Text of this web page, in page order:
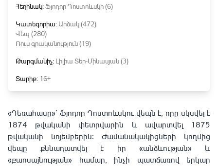
Հեղինակ:Ֆյոդոր Դոստոևսկի (6)
Կատեգորիա: Արձակ (472)
Վեպ (280)
Ռուս գրականություն (19)
Թարգմանիչ: Լիլիա Տեր-Մինասյան (3)
Տարիք: 16+
«Դեռահասը»՝ Ֆյոդոր Դոստոևսկու վեպն է, որը սկսվել է
1874 թվականի փետրվարին և ավարտվել 1875
թվականի նոյեմբերին։ Ժամանակակիցների կողմից
վեպը քննադատվել է իր «անձևության» և
«քաոսայնության» համար, ինչի պատճառով երկար